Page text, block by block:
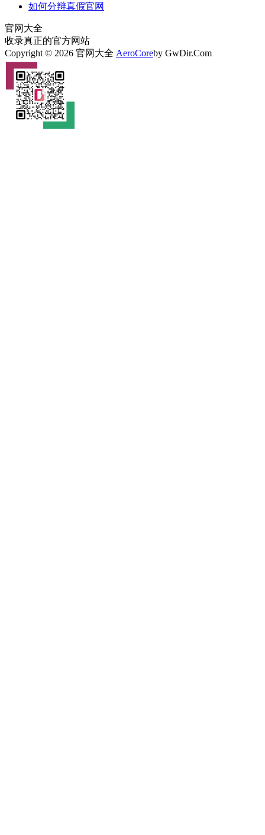
如何分辩真假官网
官网大全
收录真正的官方网站
Copyright © 2026 官网大全 AeroCoreby GwDir.Com